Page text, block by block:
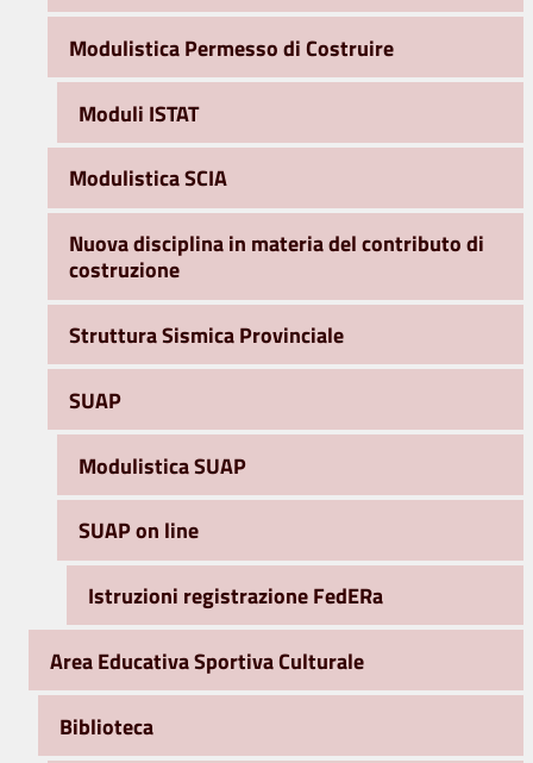
Modulistica Permesso di Costruire
Moduli ISTAT
Modulistica SCIA
Nuova disciplina in materia del contributo di
costruzione
Struttura Sismica Provinciale
SUAP
Modulistica SUAP
SUAP on line
Istruzioni registrazione FedERa
Area Educativa Sportiva Culturale
Biblioteca